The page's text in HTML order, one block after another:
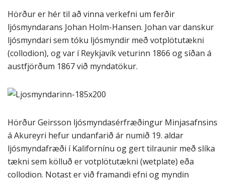
Hörður er hér til að vinna verkefni um ferðir
ljósmyndarans Johan Holm-Hansen. Johan var danskur
ljósmyndari sem tóku ljósmyndir með votplötutækni
(collodion), og var í Reykjavík veturinn 1866 og síðan á
austfjörðum 1867 við myndatökur.
Hörður Geirsson ljósmyndasérfræðingur Minjasafnsins
á Akureyri hefur undanfarið ár numið 19. aldar
ljósmyndafræði í Kalifornínu og gert tilraunir með slíka
tækni sem kölluð er votplötutækni (wetplate) eða
collodion. Notast er við framandi efni og myndin